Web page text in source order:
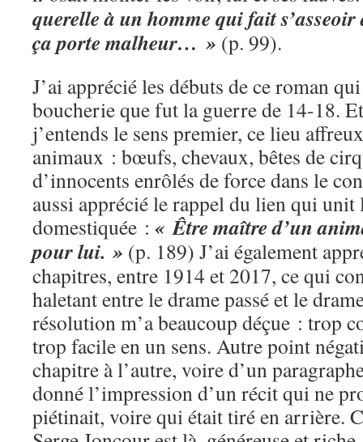
querelle à un homme qui fait s’asseoir
ça porte malheur… » (p. 99).
J’ai apprécié les débuts de ce roman
boucherie que fut la guerre de 14-18.
j’entends le sens premier, ce lieu
animaux : bœufs, chevaux, bêtes de
d’innocents enrôlés de force dans le
aussi apprécié le rappel du lien qui unit
domestiquée : « Être maître d’un
pour lui. » (p. 189) J’ai également
chapitres, entre 1914 et 2017, ce qui
haletant entre le drame passé et le
résolution m’a beaucoup déçue : trop
trop facile en un sens. Autre point
chapitre à l’autre, voire d’un
donné l’impression d’un récit qui ne
piétinait, voire qui était tiré en arrière.